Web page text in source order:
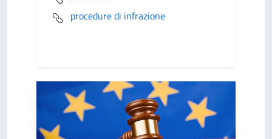
procedure di infrazione